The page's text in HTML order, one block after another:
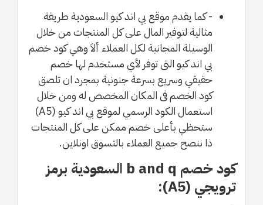
- كما يقدم موقع بي اند كيو السعودية طريقة
مثالية لتوفير المال على كل المنتجات من خلال
الوسيلة المجانية لكل العملاء ألاَ وهي كود خصم
بي اند كيو التى توفر لأي مستخدم لها خصم
حقيقي وسريع بسرعة جنونية بمجرد ان تلصق
كود الخصم فى المكان المخصص له ومن خلال
استعمال الكود الرسمي لموقع بي اند كيو (A5)
ستحظي بأعلى خصم ممكن على كل المنتجات
ذا ننصح جميع العملاء بالتسوق اونلاين.
كود خصم b and q السعودية برمز
ترويجي (A5):